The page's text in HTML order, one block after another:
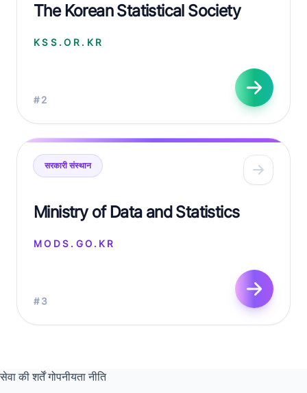
The Korean Statistical Society
KSS.OR.KR
#2
सरकारी संस्थान
Ministry of Data and Statistics
MODS.GO.KR
#3
सेवा की शर्तें गोपनीयता नीति